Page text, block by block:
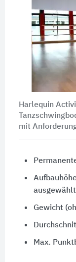
Harlequin
mit
Gewicht
Max.